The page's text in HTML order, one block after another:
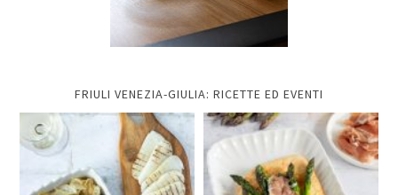
FRIULI VENEZIA-GIULIA: RICETTE ED EVENTI